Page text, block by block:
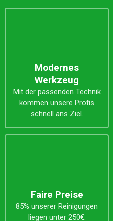
Modernes
Werkzeug
Mit der passenden Technik
kommen unsere Profis
schnell ans Ziel.
Faire Preise
85% unserer Reinigungen
liegen unter 250€.